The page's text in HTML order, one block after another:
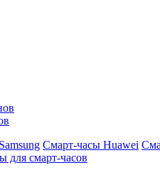
Смарт-часы Huawei
для смарт-часов